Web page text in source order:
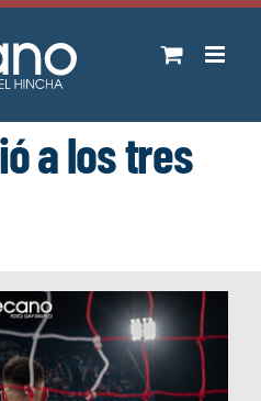
a los tres